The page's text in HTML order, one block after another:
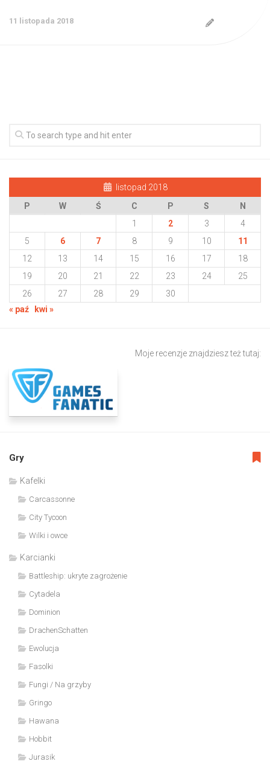
11 listopada 2018
listopad 2018
P
W Ś C P S
N
1
2 3
4
5
6 7 8 9 10
11
12
13 14 15 16 17
18
19
20 21 22 23 24
25
26
27 28 29
30
« paź
kwi »
Moje recenzje znajdziesz też tutaj:
Gry
Kafelki
Carcassonne
City Tycoon
Wilki i owce
Karcianki
Battleship: ukryte zagrożenie
Cytadela
Dominion
DrachenSchatten
Ewolucja
Fasolki
Fungi / Na grzyby
Gringo
Hawana
Hobbit
Jurasik